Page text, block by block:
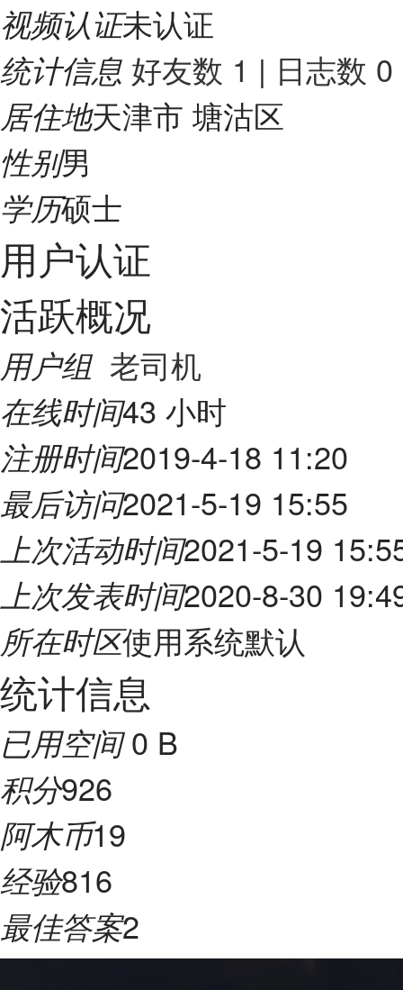
视频认证未认证
统计信息 好友数 1 | 日志数 0
居住地天津市 塘沽区
性别男
学历硕士
用户认证
活跃概况
用户组 老司机
在线时间43 小时
注册时间2019-4-18 11:20
最后访问2021-5-19 15:55
上次活动时间2021-5-19
上次发表时间2020-8-30
所在时区使用系统默认
统计信息
已用空间0 B
积分926
阿木币19
经验816
最佳答案2